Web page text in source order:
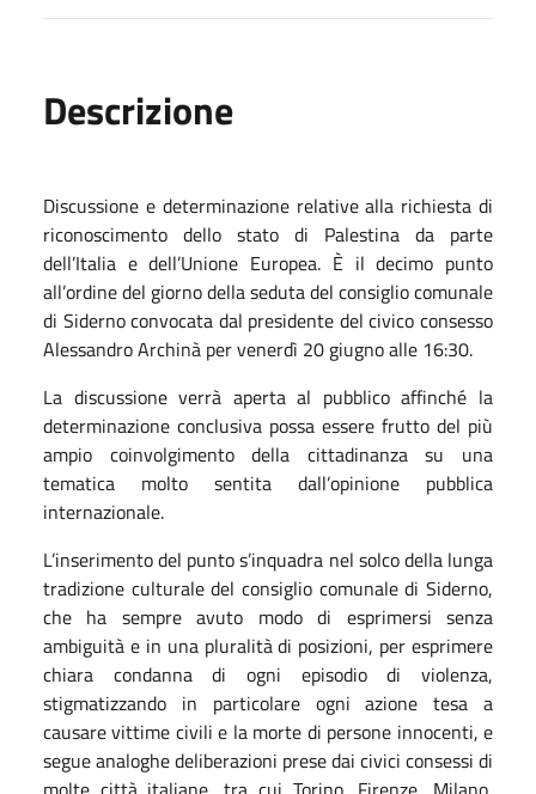
Descrizione
Discussione e determinazione relative alla richiesta di
riconoscimento dello stato di Palestina da parte
dell’Italia e dell’Unione Europea. È il decimo punto
all’ordine del giorno della seduta del consiglio comunale
di Siderno convocata dal presidente del civico consesso
Alessandro Archinà per venerdì 20 giugno alle 16:30.
La discussione verrà aperta al pubblico affinché la
determinazione conclusiva possa essere frutto del più
ampio coinvolgimento della cittadinanza su una
tematica molto sentita dall’opinione pubblica
internazionale.
L’inserimento del punto s’inquadra nel solco della lunga
tradizione culturale del consiglio comunale di Siderno,
che ha sempre avuto modo di esprimersi senza
ambiguità e in una pluralità di posizioni, per esprimere
chiara condanna di ogni episodio di violenza,
stigmatizzando in particolare ogni azione tesa a
causare vittime civili e la morte di persone innocenti, e
segue analoghe deliberazioni prese dai civici consessi di